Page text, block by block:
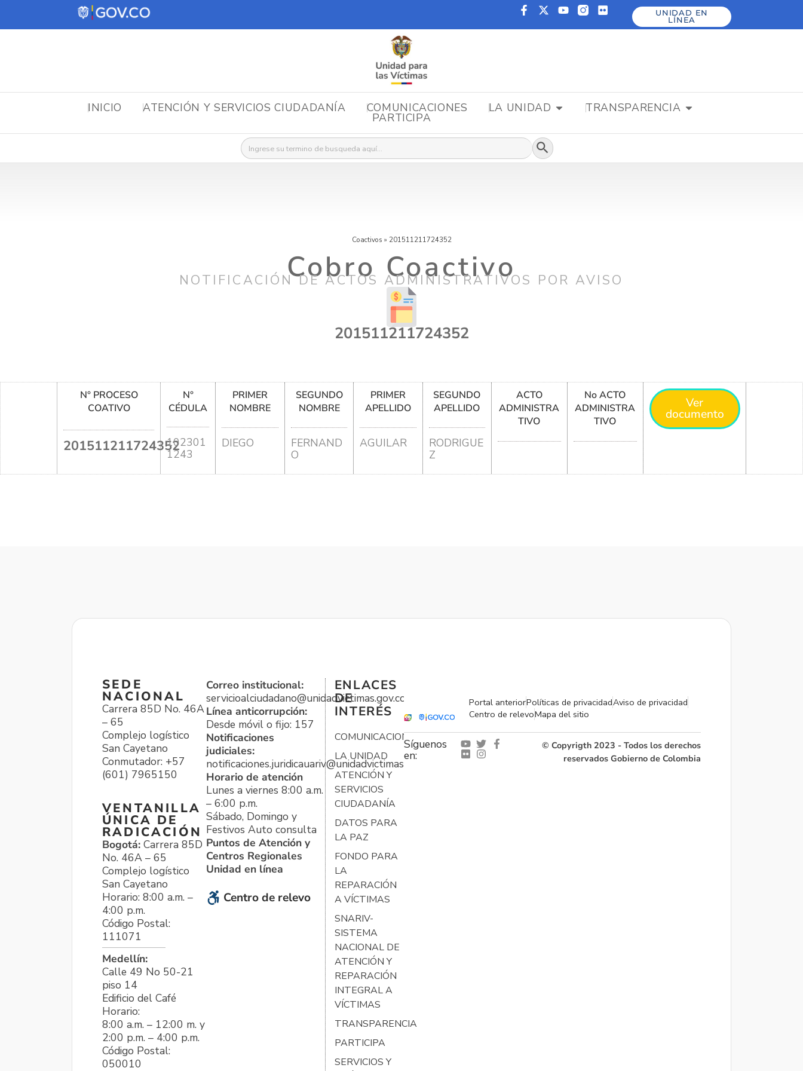
UNIDAD EN
LÍNEA
INICIO ATENCIÓN Y SERVICIOS CIUDADANÍA COMUNICACIONES LA UNIDAD TRANSPARENCIA
PARTICIPA
Buscar: Botón de búsqueda
Coactivos » 201511211724352
Cobro Coactivo
NOTIFICACIÓN DE ACTOS ADMINISTRATIVOS POR AVISO
201511211724352
N° PROCESO
COATIVO
201511211724352
N°
CÉDULA
102301
1243
PRIMER
NOMBRE
DIEGO
SEGUNDO
NOMBRE
FERNAND
O
PRIMER
APELLIDO
AGUILAR
SEGUNDO
APELLIDO
RODRIGUE
Z
ACTO
ADMINISTRA
TIVO
No ACTO
ADMINISTRA
TIVO
Ver
documento
SEDE
NACIONAL
Carrera 85D No. 46A
– 65
Complejo logístico
San Cayetano
Conmutador: +57
(601) 7965150
VENTANILLA
ÚNICA DE
RADICACIÓN
Bogotá: Carrera 85D
No. 46A – 65
Complejo logístico
San Cayetano
Horario: 8:00 a.m. –
4:00 p.m.
Código Postal:
111071
Medellín:
Calle 49 No 50-21
piso 14
Edificio del Café
Horario:
8:00 a.m. – 12:00 m. y
2:00 p.m. – 4:00 p.m.
Código Postal:
050010
Correo institucional:
servicioalciudadano@unidadvictimas.gov.co
Línea anticorrupción:
Desde móvil o fijo: 157
Notificaciones
judiciales:
notificaciones.juridicauariv@unidadvictimas.gov.co
Horario de atención
Lunes a viernes 8:00 a.m.
– 6:00 p.m.
Sábado, Domingo y
Festivos Auto consulta
Puntos de Atención y
Centros Regionales
Unidad en línea
Centro de relevo
ENLACES
DE
INTERÉS
COMUNICACIONES
LA UNIDAD
ATENCIÓN Y
SERVICIOS
CIUDADANÍA
DATOS PARA
LA PAZ
FONDO PARA
LA
REPARACIÓN
A VÍCTIMAS
SNARIV-
SISTEMA
NACIONAL DE
ATENCIÓN Y
REPARACIÓN
INTEGRAL A
VÍCTIMAS
TRANSPARENCIA
PARTICIPA
SERVICIOS Y
Portal anteriorPolíticas de privacidadAviso de privacidad
Centro de relevoMapa del sitio
Síguenos
en:
© Copyrigth 2023 - Todos los derechos
reservados Gobierno de Colombia